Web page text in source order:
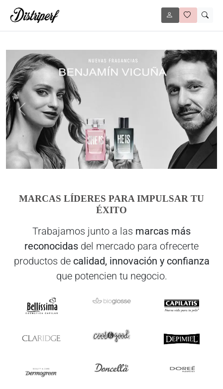
Anterior
MARCAS LÍDERES PARA IMPULSAR TU
ÉXITO
Trabajamos junto a las marcas más
reconocidas del mercado para ofrecerte
productos de calidad, innovación y confianza
que potencien tu negocio.